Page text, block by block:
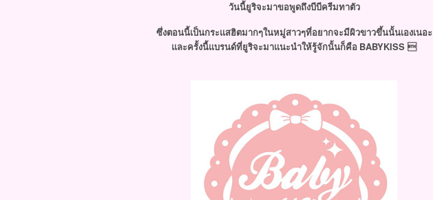
วันนี้ยูริจะมาขอพูดถึงบีบีครีมทาตัว
ซึ่งตอนนี้เป็นกระแสฮิตมากๆในหมู่สาวๆที่อยากจะมีผิวขาวขึ้นนั้นเองเนอะ
ละครั้งนี้แบรนด์ที่ยูริจะมาแนะนำให้รู้จักนั้นก็คือ BABYKISS 